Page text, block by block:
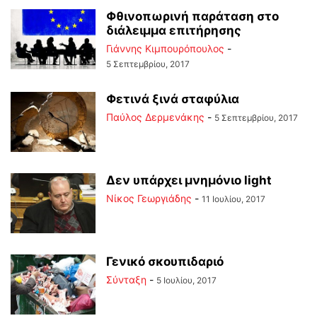
Φθινοπωρινή παράταση στο
διάλειμμα επιτήρησης
Γιάννης Κιμπουρόπουλος -
5 Σεπτεμβρίου, 2017
Φετινά ξινά σταφύλια
Παύλος Δερμενάκης - 5 Σεπτεμβρίου, 2017
Δεν υπάρχει μνημόνιο light
Νίκος Γεωργιάδης - 11 Ιουλίου, 2017
Γενικό σκουπιδαριό
Σύνταξη - 5 Ιουλίου, 2017